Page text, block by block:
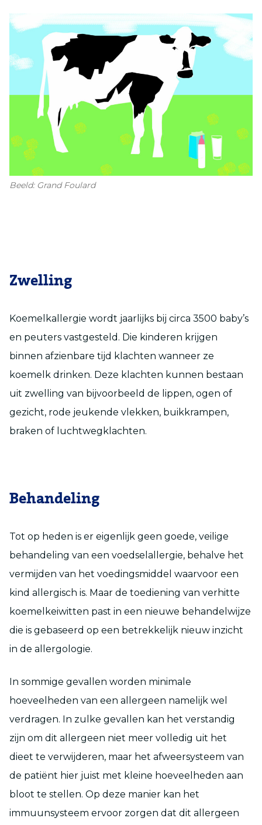
Beeld: Grand Foulard
Zwelling
Koemelkallergie wordt jaarlijks bij circa 3500 baby’s
en peuters vastgesteld. Die kinderen krijgen
binnen afzienbare tijd klachten wanneer ze
koemelk drinken. Deze klachten kunnen bestaan
uit zwelling van bijvoorbeeld de lippen, ogen of
gezicht, rode jeukende vlekken, buikkrampen,
braken of luchtwegklachten.
Behandeling
Tot op heden is er eigenlijk geen goede, veilige
behandeling van een voedselallergie, behalve het
vermijden van het voedingsmiddel waarvoor een
kind allergisch is. Maar de toediening van verhitte
koemelkeiwitten past in een nieuwe behandelwijze
die is gebaseerd op een betrekkelijk nieuw inzicht
in de allergologie.
In sommige gevallen worden minimale
hoeveelheden van een allergeen namelijk wel
verdragen. In zulke gevallen kan het verstandig
zijn om dit allergeen niet meer volledig uit het
dieet te verwijderen, maar het afweersysteem van
de patiënt hier juist met kleine hoeveelheden aan
bloot te stellen. Op deze manier kan het
immuunsysteem ervoor zorgen dat dit allergeen